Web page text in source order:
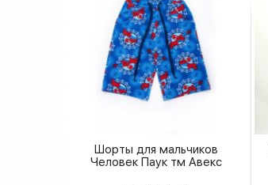
Шорты для мальчиков
Человек Паук тм Авекс